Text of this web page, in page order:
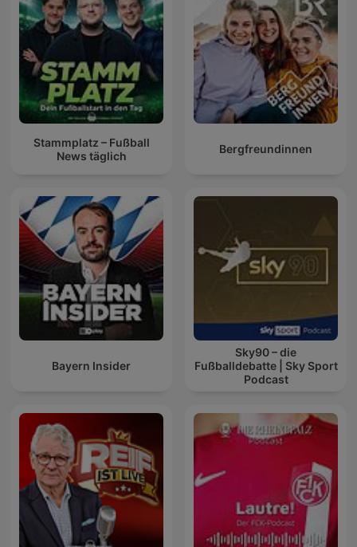
Stammplatz – Fußball
News täglich
Bergfreundinnen
Bayern Insider
Sky90 – die
Fußballdebatte | Sky Sport
Podcast